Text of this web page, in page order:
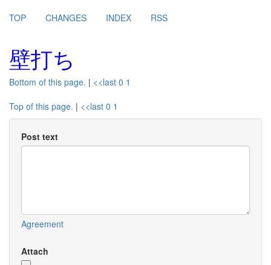
TOP CHANGES INDEX RSS
壁打ち
Bottom of this page. | <<last 0 1
Top of this page. | <<last 0 1
Post text
Agreement
Attach